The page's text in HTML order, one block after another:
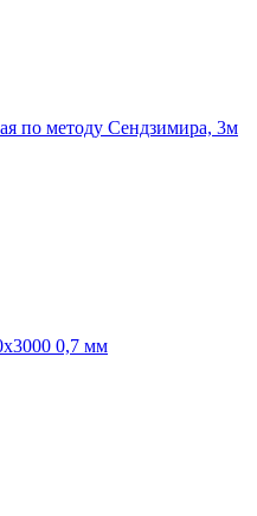
по методу Сендзимира, 3м
0,7 мм